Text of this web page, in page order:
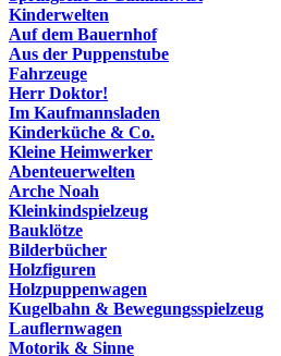
Kinderwelten
Auf dem Bauernhof
Aus der Puppenstube
Fahrzeuge
Herr Doktor!
Im Kaufmannsladen
Kinderküche & Co.
Kleine Heimwerker
Abenteuerwelten
Arche Noah
Kleinkindspielzeug
Bauklötze
Bilderbücher
Holzfiguren
Holzpuppenwagen
Kugelbahn & Bewegungsspielzeug
Lauflernwagen
Motorik & Sinne